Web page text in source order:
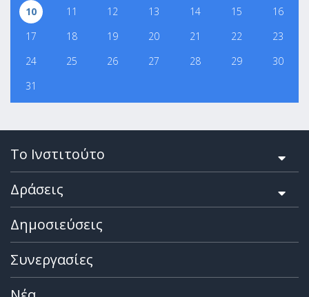
10
11 12 13 14 15
16
17
18 19 20 21 22
23
24
25 26 27 28 29
30
31
Το Ινστιτούτο
Δράσεις
Δημοσιεύσεις
Συνεργασίες